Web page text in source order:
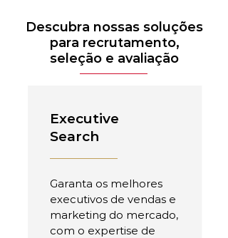
Descubra nossas soluções
para recrutamento,
seleção e avaliação
Executive
Search
Garanta os melhores
executivos de vendas e
marketing do mercado,
com o expertise de